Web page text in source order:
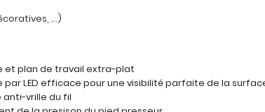
...)
et plan de travail extra-plat
par LED efficace pour une visibilité parfaite de la
anti-vrille du fil